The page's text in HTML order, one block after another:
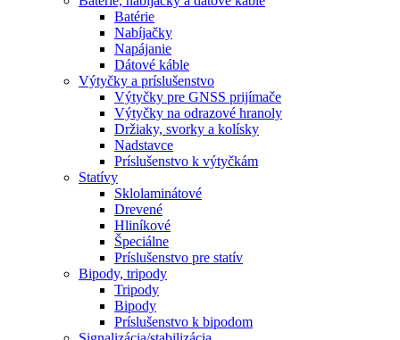
Batérie
Nabíjačky
Napájanie
Dátové káble
Výtyčky a príslušenstvo
Výtyčky pre GNSS prijímače
Výtyčky na odrazové hranoly
Držiaky, svorky a kolísky
Nadstavce
Príslušenstvo k výtyčkám
Statívy
Sklolaminátové
Drevené
Hliníkové
Špeciálne
Príslušenstvo pre statív
Bipody, tripody
Tripody
Bipody
Príslušenstvo k bipodom